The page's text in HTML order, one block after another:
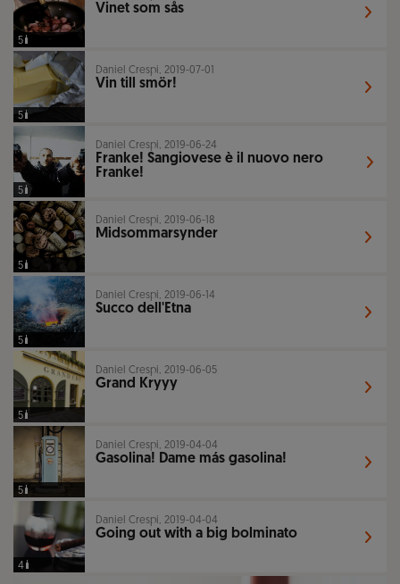
5
Vinet som sås
5
Daniel Crespi, 2019-07-01
Vin till smör!
5
Daniel Crespi, 2019-06-24
Franke! Sangiovese è il nuovo nero
Franke!
5
Daniel Crespi, 2019-06-18
Midsommarsynder
5
Daniel Crespi, 2019-06-14
Succo dell'Etna
5
Daniel Crespi, 2019-06-05
Grand Kryyy
5
Daniel Crespi, 2019-04-04
Gasolina! Dame más gasolina!
4
Daniel Crespi, 2019-04-04
Going out with a big bolminato